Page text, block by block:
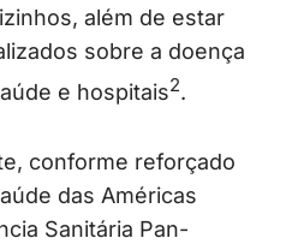
além de estar
sobre a doença
e hospitais2.
conforme reforçado
das Américas
Sanitária Pan-